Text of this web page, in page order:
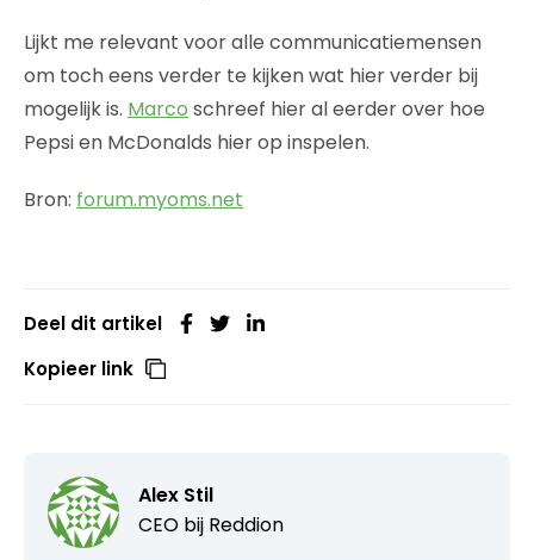
Lijkt me relevant voor alle communicatiemensen
om toch eens verder te kijken wat hier verder bij
mogelijk is. Marco schreef hier al eerder over hoe
Pepsi en McDonalds hier op inspelen.
Bron: forum.myoms.net
Deel dit artikel
Kopieer link
Alex Stil
CEO bij Reddion